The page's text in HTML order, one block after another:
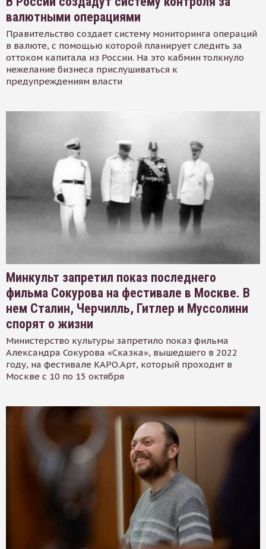
валютными операциями
Правительство создает систему мониторинга операций
в валюте, с помощью которой планирует следить за
оттоком капитала из России. На это кабмин толкнуло
нежелание бизнеса прислушиваться к
предупреждениям власти
Минкульт запретил показ последнего
фильма Сокурова на фестивале в Москве. В
нем Сталин, Черчилль, Гитлер и Муссолини
спорят о жизни
Министерство культуры запретило показ фильма
Александра Сокурова «Сказка», вышедшего в 2022
году, на фестивале КАРО.Арт, который проходит в
Москве с 10 по 15 октября